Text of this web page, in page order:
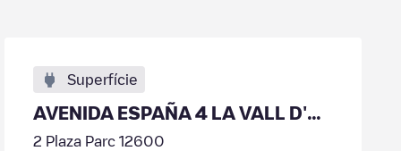
Superfície
AVENIDA ESPAÑA 4 LA VALL D'UIXO - 02
2 Plaza Parc 12600